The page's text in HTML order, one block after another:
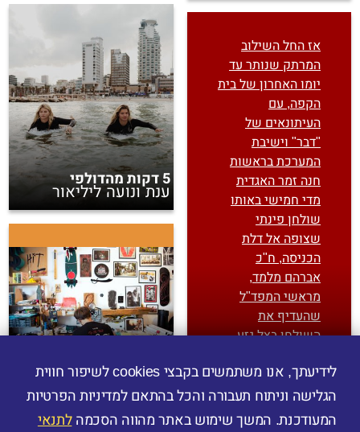
לידיעתך, אנו משתמשים בקבצי ‎ cookiesלשיפור חווית
הגלישה וניתוח תעבורה והכל בהתאם למדיניות הפרטיות
המעודכנת. המשך שימוש באתר מהווה הסכמה לתנאי
5 דקות מהדולפי
ענת ונועה ליליאור
גיא פיטשון
אז החל השילוב
המרתק שנותר עד
יומו האחרון של בית
הקפה, עם
העיתונאים של
"דבר" וישיבת
המערכת בראשות
חנה זמר האגדית
מדי חמישי באותו
שולחן פינתי
שצופה אל דלת
הכניסה, ח"כ
אברהם מלמד,
מראשי המפד"ל
שהעדיף את
השולחן בצל גזע
והמשוררים
הותיקים וגל עצום